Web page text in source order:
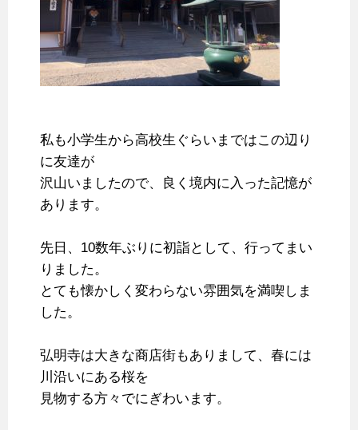
私も小学生から高校生ぐらいまではこの辺り
に友達が
沢山いましたので、良く境内に入った記憶が
あります。
先日、10数年ぶりに初詣として、行ってまい
りました。
とても懐かしく変わらない雰囲気を満喫しま
した。
弘明寺は大きな商店街もありまして、春には
川沿いにある桜を
見物する方々でにぎわいます。